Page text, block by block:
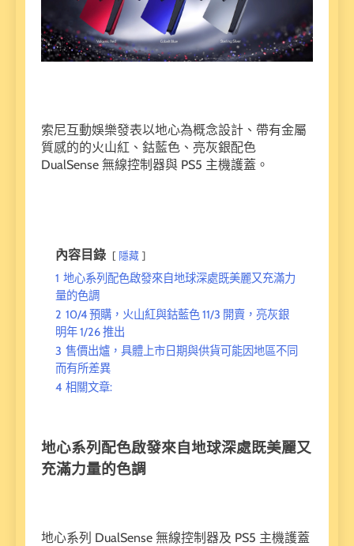
索尼互動娛樂發表以地心為概念設計、帶有金屬
質感的的火山紅、鈷藍色、亮灰銀配色
DualSense 無線控制器與 PS5 主機護蓋。
內容目錄 隱藏
1 地心系列配色啟發來自地球深處既美麗又充滿力
量的色調
2 10/4 預購，火山紅與鈷藍色 11/3 開賣，亮灰銀
明年 1/26 推出
3 售價出爐，具體上市日期與供貨可能因地區不同
而有所差異
4 相關文章:
地心系列配色啟發來自地球深處既美麗又
充滿力量的色調
地心系列 DualSense 無線控制器及 PS5 主機護蓋